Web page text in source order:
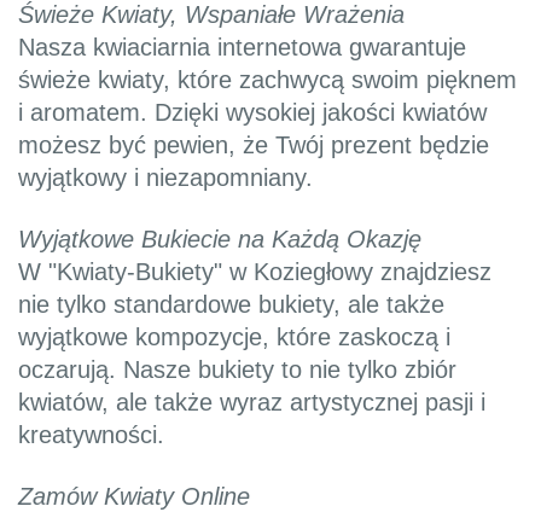
Świeże Kwiaty, Wspaniałe Wrażenia
Nasza kwiaciarnia internetowa gwarantuje
świeże kwiaty, które zachwycą swoim pięknem
i aromatem. Dzięki wysokiej jakości kwiatów
możesz być pewien, że Twój prezent będzie
wyjątkowy i niezapomniany.
Wyjątkowe Bukiecie na Każdą Okazję
W "Kwiaty-Bukiety" w Koziegłowy znajdziesz
nie tylko standardowe bukiety, ale także
wyjątkowe kompozycje, które zaskoczą i
oczarują. Nasze bukiety to nie tylko zbiór
kwiatów, ale także wyraz artystycznej pasji i
kreatywności.
Zamów Kwiaty Online